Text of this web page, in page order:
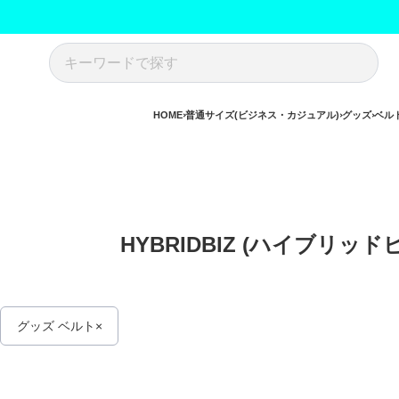
HOME 普通サイズ(ビジネス・カジュアル) グッズ ベル
HYBRIDBIZ (ハイブリッド
グッズ ベルト